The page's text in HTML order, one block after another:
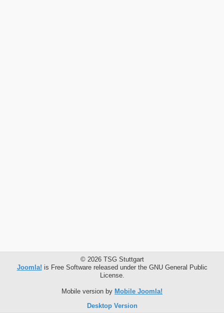
© 2026 TSG Stuttgart
Joomla! is Free Software released under the GNU General Public
License.
Mobile version by Mobile Joomla!
Desktop Version